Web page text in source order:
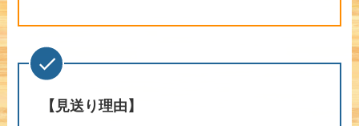
【見送り理由】